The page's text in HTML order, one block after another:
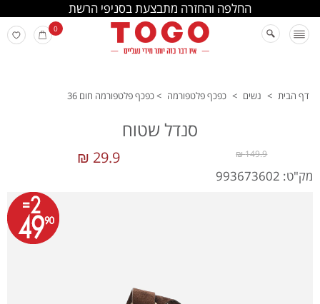
החלפה והחזרה מתבצעת בסניפי הרשת
0
דף הבית > נשים > כפכף פלטפורמה >כפכף פלטפורמה חום 36
סנדל שטוח
29.9 ₪ 149.9 ₪
מק"ט: 993673602